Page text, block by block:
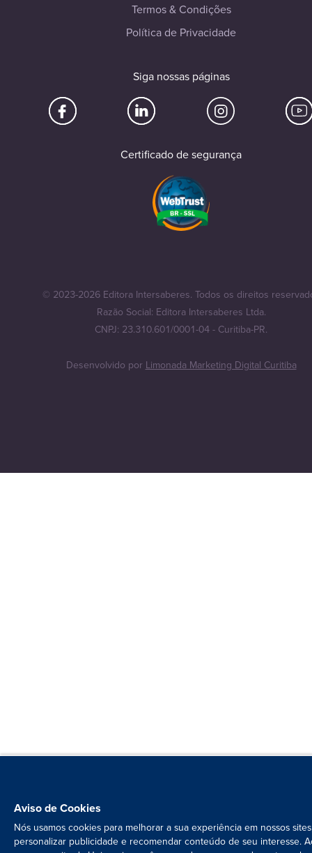
Termos & Condições
Política de Privacidade
Siga nossas páginas
Certificado de segurança
© 2023-2026 Editora Intersaberes. Todos os direitos
Razão Social: Editora Intersaberes Ltda.
CNPJ: 23.310.601/0001-04 - Curitiba-PR.
Desenvolvido por Limonada Marketing Digital Curitiba
Aviso de Cookies
Nós usamos cookies para melhorar a sua experiência em nossos
personalizar publicidade e recomendar conteúdo de seu interesse.